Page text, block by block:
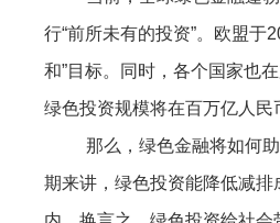
行“前所未有的投资”。欧盟
和”目标。同时，各个国家也
绿色投资规模将在百万亿人民
那么，绿色金融将如何
期来讲，绿色投资能降低减